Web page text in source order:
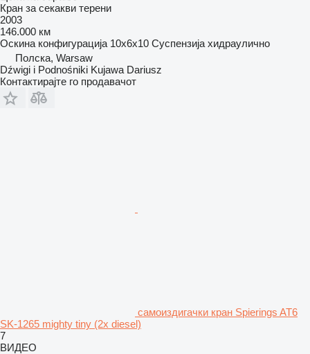
Кран за секакви терени
2003
146.000 км
Оскина конфигурација 10x6x10 Суспензија хидраулично
Полска, Warsaw
Dźwigi i Podnośniki Kujawa Dariusz
Контактирајте го продавачот
самоиздигачки кран Spierings AT6
SK-1265 mighty tiny (2x diesel)
7
ВИДЕО